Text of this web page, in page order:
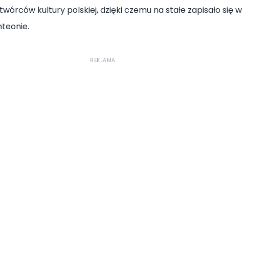
kultury polskiej, dzięki czemu na stałe zapisało się w
REKLAMA